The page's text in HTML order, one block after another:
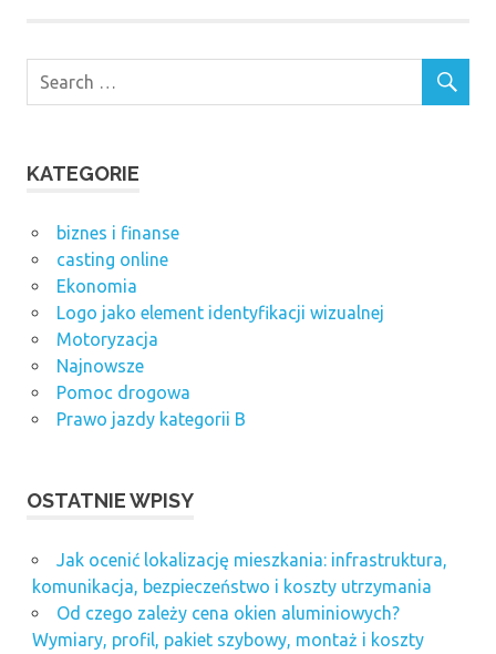
KATEGORIE
biznes i finanse
casting online
Ekonomia
Logo jako element identyfikacji wizualnej
Motoryzacja
Najnowsze
Pomoc drogowa
Prawo jazdy kategorii B
OSTATNIE WPISY
Jak ocenić lokalizację mieszkania: infrastruktura,
komunikacja, bezpieczeństwo i koszty utrzymania
Od czego zależy cena okien aluminiowych?
Wymiary, profil, pakiet szybowy, montaż i koszty